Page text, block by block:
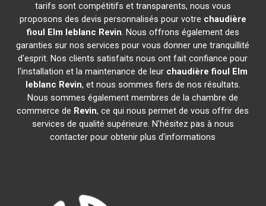
tarifs sont compétitifs et transparents, nous vous
proposons des devis personnalisés pour votre chaudière
fioul Elm leblanc Revin. Nous offrons également des
garanties sur nos services pour vous donner une tranquillité
d'esprit. Nos clients satisfaits nous ont fait confiance pour
l'installation et la maintenance de leur chaudière fioul Elm
leblanc Revin, et nous sommes fiers de nos résultats.
Nous sommes également membres de la chambre de
commerce de Revin, ce qui nous permet de vous offrir des
services de qualité supérieure. N'hésitez pas à nous
contacter pour obtenir plus d'informations